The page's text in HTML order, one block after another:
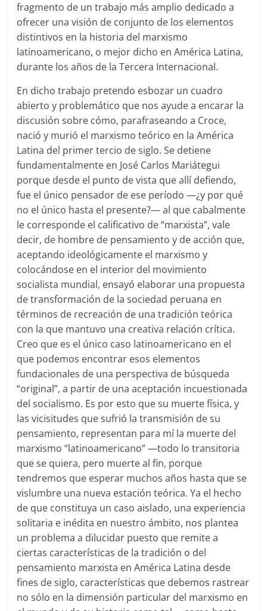
fragmento de un trabajo más amplio dedicado a
ofrecer una visión de conjunto de los elementos
distintivos en la historia del marxismo
latinoamericano, o mejor dicho en América Latina,
durante los años de la Tercera Internacional.
En dicho trabajo pretendo esbozar un cuadro
abierto y problemático que nos ayude a encarar la
discusión sobre cómo, parafraseando a Croce,
nació y murió el marxismo teórico en la América
Latina del primer tercio de siglo. Se detiene
fundamentalmente en José Carlos Mariátegui
porque desde el punto de vista que allí defiendo,
fue el único pensador de ese período —¿y por qué
no el único hasta el presente?— al que cabalmente
le corresponde el calificativo de “marxista”, vale
decir, de hombre de pensamiento y de acción que,
aceptando ideológicamente el marxismo y
colocándose en el interior del movimiento
socialista mundial, ensayó elaborar una propuesta
de transformación de la sociedad peruana en
términos de recreación de una tradición teórica
con la que mantuvo una creativa relación crítica.
Creo que es el único caso latinoamericano en el
que podemos encontrar esos elementos
fundacionales de una perspectiva de búsqueda
“original”, a partir de una aceptación incuestionada
del socialismo. Es por esto que su muerte física, y
las vicisitudes que sufrió la transmisión de su
pensamiento, representan para mí la muerte del
marxismo “latinoamericano” —todo lo transitoria
que se quiera, pero muerte al fin, porque
tendremos que esperar muchos años hasta que se
vislumbre una nueva estación teórica. Ya el hecho
de que constituya un caso aislado, una experiencia
solitaria e inédita en nuestro ámbito, nos plantea
un problema a dilucidar puesto que remite a
ciertas características de la tradición o del
pensamiento marxista en América Latina desde
fines de siglo, características que debemos rastrear
no sólo en la dimensión particular del marxismo en